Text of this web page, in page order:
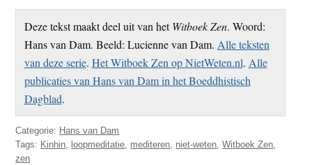
Deze tekst maakt deel uit van hetWitboek Zen. Woord:
Hans van Dam. Beeld: Lucienne van Dam. Alle teksten
van deze serie. Het Witboek Zen op NietWeten.nl. Alle
publicaties van Hans van Dam in het Boeddhistisch
Dagblad.
Categorie: Hans van Dam
Tags: Kinhin, loopmeditatie, mediteren, niet-weten,Witboek Zen,
zen